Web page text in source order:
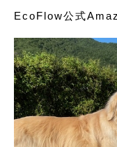
EcoFlow公式